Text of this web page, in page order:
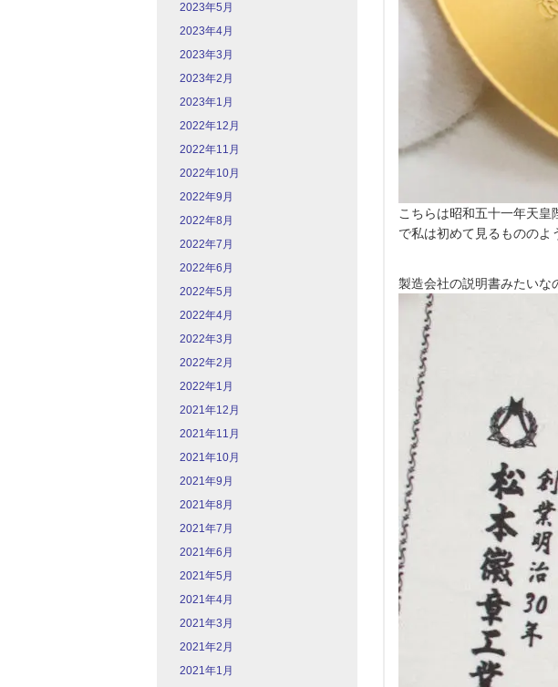
2023年5月
2023年4月
2023年3月
2023年2月
2023年1月
2022年12月
2022年11月
2022年10月
2022年9月
2022年8月
2022年7月
2022年6月
2022年5月
2022年4月
2022年3月
2022年2月
2022年1月
2021年12月
2021年11月
2021年10月
2021年9月
2021年8月
2021年7月
2021年6月
2021年5月
2021年4月
2021年3月
2021年2月
2021年1月
こちらは昭和五十一年天
で私は初めて見るもののよ
製造会社の説明書みたいな